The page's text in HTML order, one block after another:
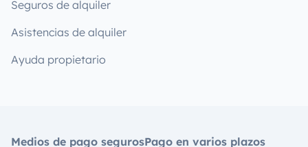
Seguros de alquiler
Asistencias de alquiler
Ayuda propietario
Medios de pago segurosPago en varios plazos